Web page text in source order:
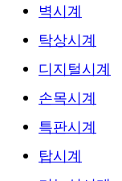
벽시계
탁상시계
디지털시계
손목시계
특판시계
탑시계